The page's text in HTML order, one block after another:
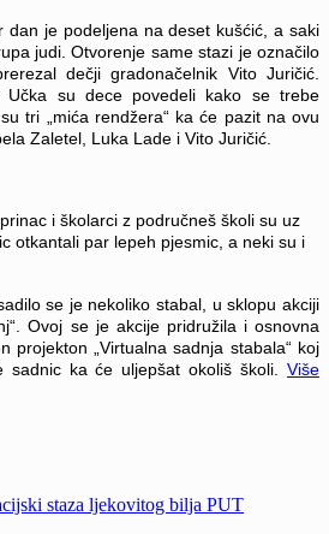
dan je podeljena na deset kušćić, a saki
judi. Otvorenje same stazi je označilo
dečji gradonačelnik Vito Juričić.
Učka su dece povedeli kako se trebe
tri „mića rendžera“ ka će pazit na ovu
Zaletel, Luka Lade i Vito Juričić.
i školarci z područneš školi su uz
otkantali par lepeh pjesmic, a neki su i
se je nekoliko stabal, u sklopu akciji
Ovoj se je akcije pridružila i osnovna
projekton „Virtualna sadnja stabala“ koj
sadnic ka će uljepšat okoliš školi. Više
staza ljekovitog bilja PUT